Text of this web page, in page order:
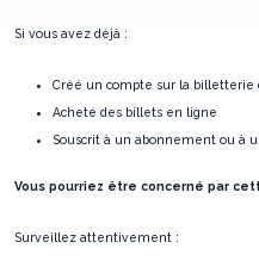
Si vous avez déjà :
Créé un compte sur la billetterie
Acheté des billets en ligne
Souscrit à un abonnement ou à
Vous pourriez être concerné par
Surveillez attentivement :